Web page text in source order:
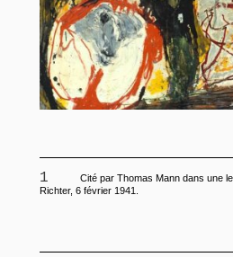
1
Cité par Thomas Mann dans une
Richter, 6 février 1941.